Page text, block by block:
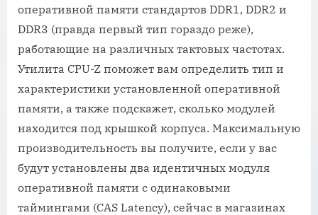
оперативной памяти стандартов DDR1, DDR2 и
DDR3 (правда первый тип гораздо реже),
работающие на различных тактовых частотах.
Утилита CPU-Z поможет вам определить тип и
характеристики установленной оперативной
памяти, а также подскажет, сколько модулей
находится под крышкой корпуса. Максимальную
производительность вы получите, если у вас
будут установлены два идентичных модуля
оперативной памяти с одинаковыми
таймингами (CAS Latency), сейчас в магазинах